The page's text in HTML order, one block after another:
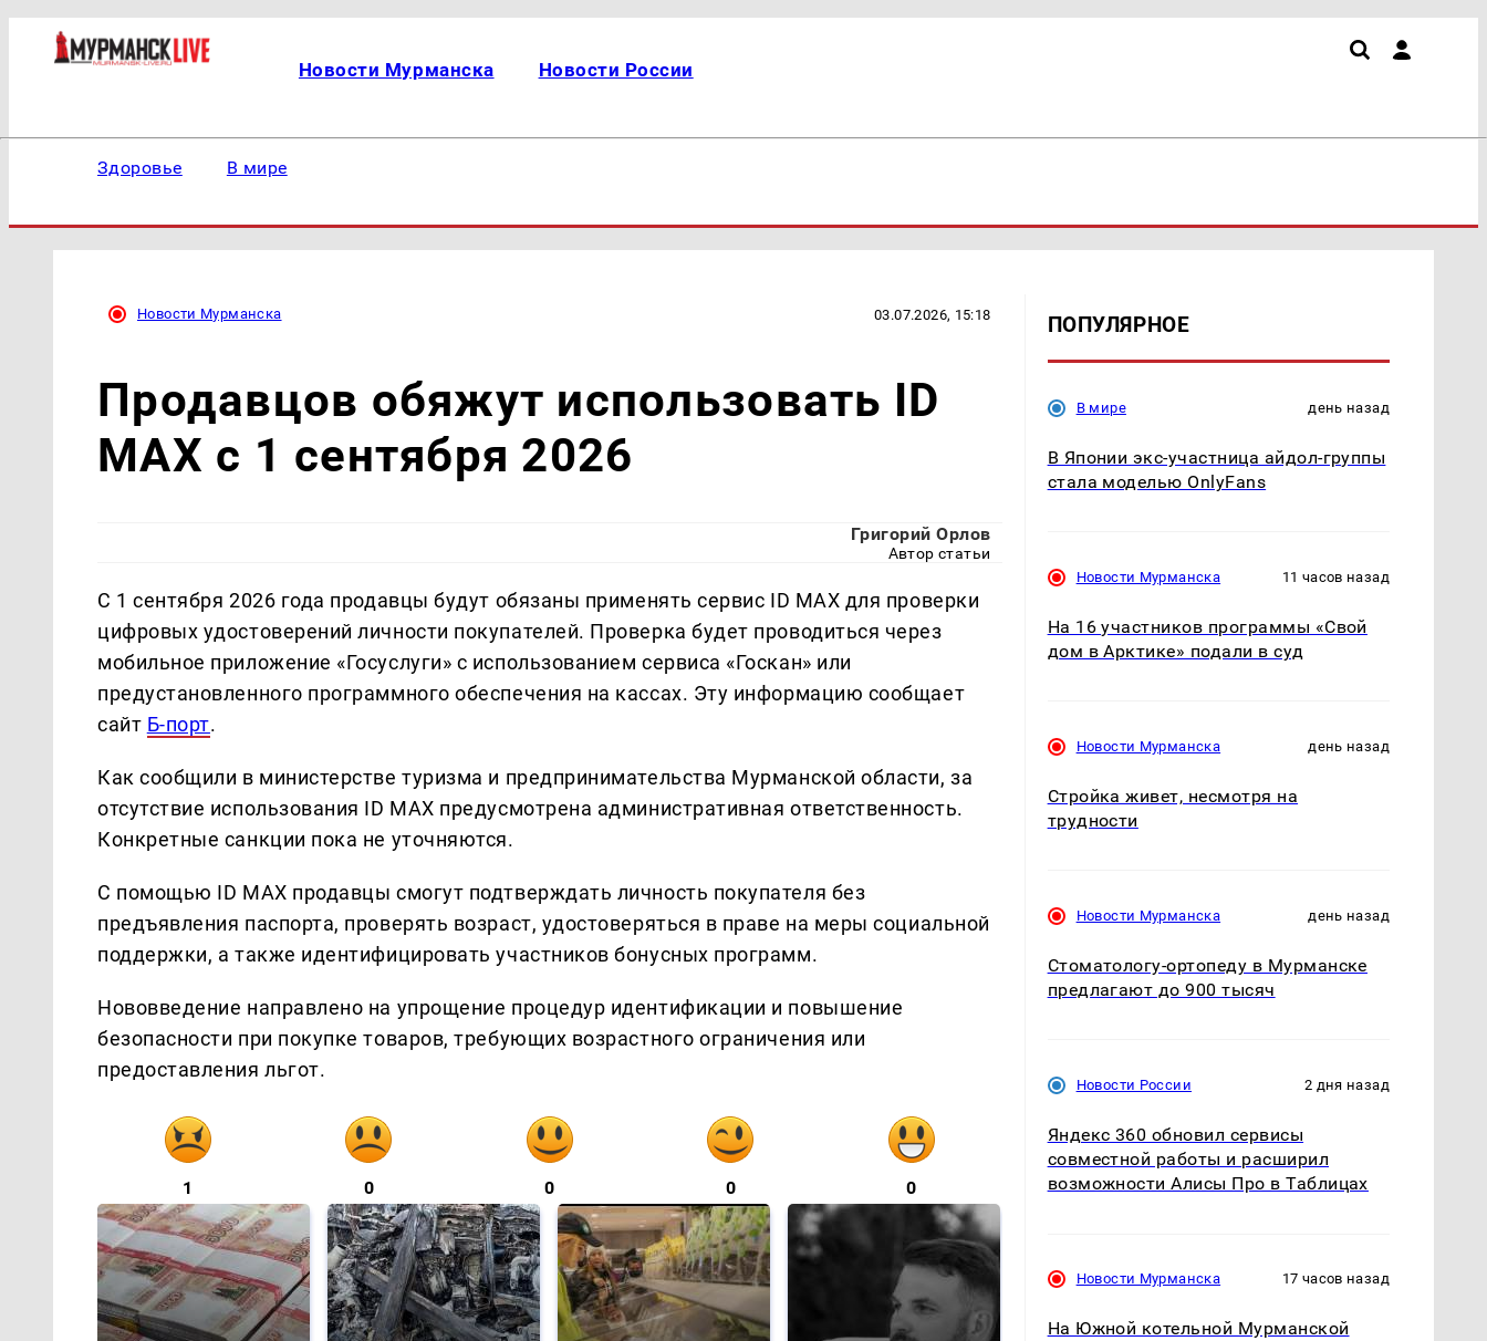
Новости Мурманска Новости России
Здоровье В мире
Новости Мурманска 03.07.2026, 15:18
Продавцов обяжут использовать ID
MAX с 1 сентября 2026
Григорий Орлов
Автор статьи
С 1 сентября 2026 года продавцы будут обязаны применять сервис ID MAX для проверки
цифровых удостоверений личности покупателей. Проверка будет проводиться через
мобильное приложение «Госуслуги» с использованием сервиса «Госкан» или
предустановленного программного обеспечения на кассах. Эту информацию сообщает
сайт Б-порт.
Как сообщили в министерстве туризма и предпринимательства Мурманской области, за
отсутствие использования ID MAX предусмотрена административная ответственность.
Конкретные санкции пока не уточняются.
С помощью ID MAX продавцы смогут подтверждать личность покупателя без
предъявления паспорта, проверять возраст, удостоверяться в праве на меры социальной
поддержки, а также идентифицировать участников бонусных программ.
Нововведение направлено на упрощение процедур идентификации и повышение
безопасности при покупке товаров, требующих возрастного ограничения или
предоставления льгот.
1 0 0 0 0
ПОПУЛЯРНОЕ
В мире день назад
В Японии экс-участница айдол-группы
стала моделью OnlyFans
Новости Мурманска 11 часов назад
На 16 участников программы «Свой
дом в Арктике» подали в суд
Новости Мурманска день назад
Стройка живет, несмотря на
трудности
Новости Мурманска день назад
Стоматологу-ортопеду в Мурманске
предлагают до 900 тысяч
Новости России 2 дня назад
Яндекс 360 обновил сервисы
совместной работы и расширил
возможности Алисы Про в Таблицах
Новости Мурманска 17 часов назад
На Южной котельной Мурманской